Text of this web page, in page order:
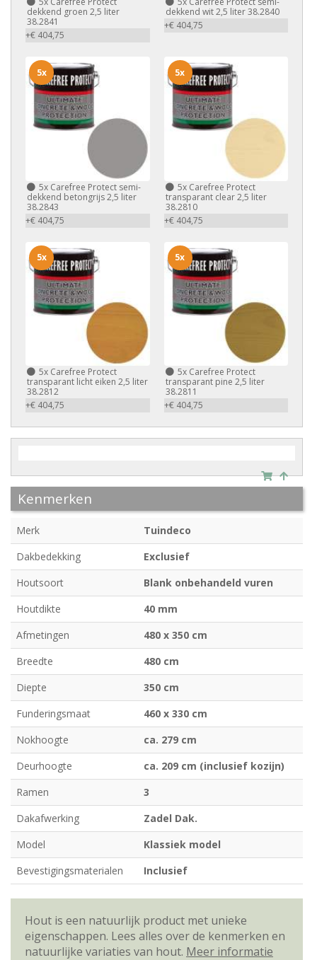
dekkend groen 2,5 liter
38.2841
+€ 404,75
dekkend wit 2,5 liter 38.2840
+€ 404,75
5x Carefree Protect semi-
dekkend betongrijs 2,5 liter
38.2843
+€ 404,75
5x
5xCarefree Protect
transparant clear 2,5 liter
38.2810
+€ 404,75
5x
5x Carefree Protect
transparant licht eiken 2,5 liter
38.2812
+€ 404,75
5x
5xCarefree Protect
transparant pine 2,5 liter
38.2811
+€ 404,75
5x
Kenmerken
Merk
Tuindeco
Dakbedekking
Exclusief
Houtsoort
Blank onbehandeld vuren
Houtdikte
40 mm
Afmetingen
480 x 350 cm
Breedte
480 cm
Diepte
350 cm
Funderingsmaat
460 x 330 cm
Nokhoogte
ca. 279 cm
Deurhoogte
ca. 209 cm (inclusief kozijn)
Ramen
3
Dakafwerking
Zadel Dak.
Model
Klassiek model
Bevestigingsmaterialen
Inclusief
Hout is een natuurlijk product met unieke
eigenschappen. Lees alles over de kenmerken en
natuurlijke variaties van hout. Meer informatie